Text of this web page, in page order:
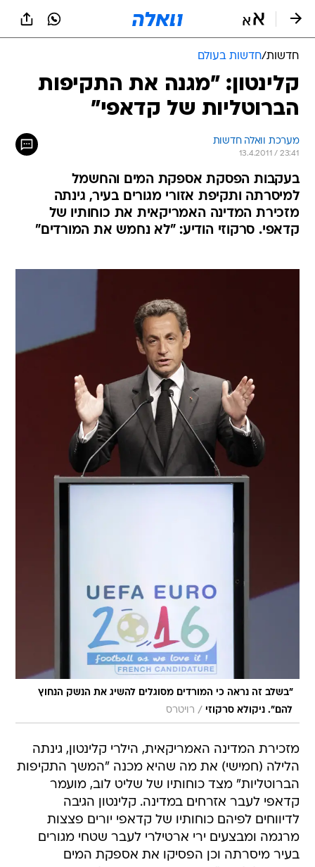
חדשות/חדשות בעולם
קלינטון: "מגנה את התקיפות
הברוטליות של קדאפי"
מערכת וואלה חדשות
13.4.2011 / 23:41
בעקבות הפסקת אספקת המים והחשמל
למיסרתה ותקיפת אזורי מגורים בעיר, גינתה
מזכירת המדינה האמריקאית את כוחותיו של
קדאפי. סרקוזי הודיע: "לא נחמש את המורדים"
"בשלב זה נראה כי המורדים מסוגלים להשיג את הנשק הנחוץ
להם". ניקולא סרקוזי / רויטרס
מזכירת המדינה האמריקאית, הילרי קלינטון, גינתה
הלילה (חמישי) את מה שהיא מכנה "המשך התקיפות
הברוטליות" מצד כוחותיו של שליט לוב, מועמר
קדאפי לעבר אזרחים במדינה. קלינטון הגיבה
לדיווחים לפיהם כוחותיו של קדאפי יורים פצצות
מרגמה ומבצעים ירי ארטילרי לעבר שטחי מגורים
בעיר מיסרתה וכן הפסיקו את אספקת המים